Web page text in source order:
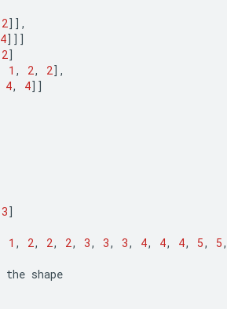
2]] ,
4]]]
2]
1 , 2, 2] ,
4, 4]]
3]
1 , 2, 2, 2, 3, 3, 3, 4, 4, 4, 5, 5,
the shape